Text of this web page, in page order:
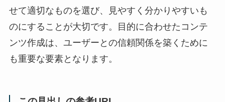
せて適切なものを選び、見やすく分かりやすいも
のにすることが大切です。目的に合わせたコンテ
ンツ作成は、ユーザーとの信頼関係を築くために
も重要な要素となります。